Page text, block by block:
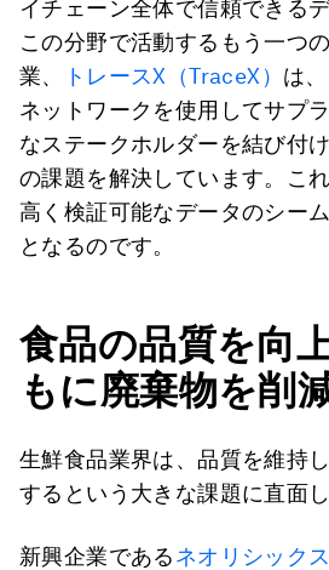
イチェーン全体で信頼できる
この分野で活動するもう一つ
業、
トレースX（TraceX） は
ネットワークを使用してサプ
なステークホルダーを結び付
の課題を解決しています。こ
高く検証可能なデータのシー
となるのです。
食品の品質を向
もに廃棄物を削
生鮮食品業界は、品質を維持
するという大きな課題に直面し
新興企業であるネオリシック